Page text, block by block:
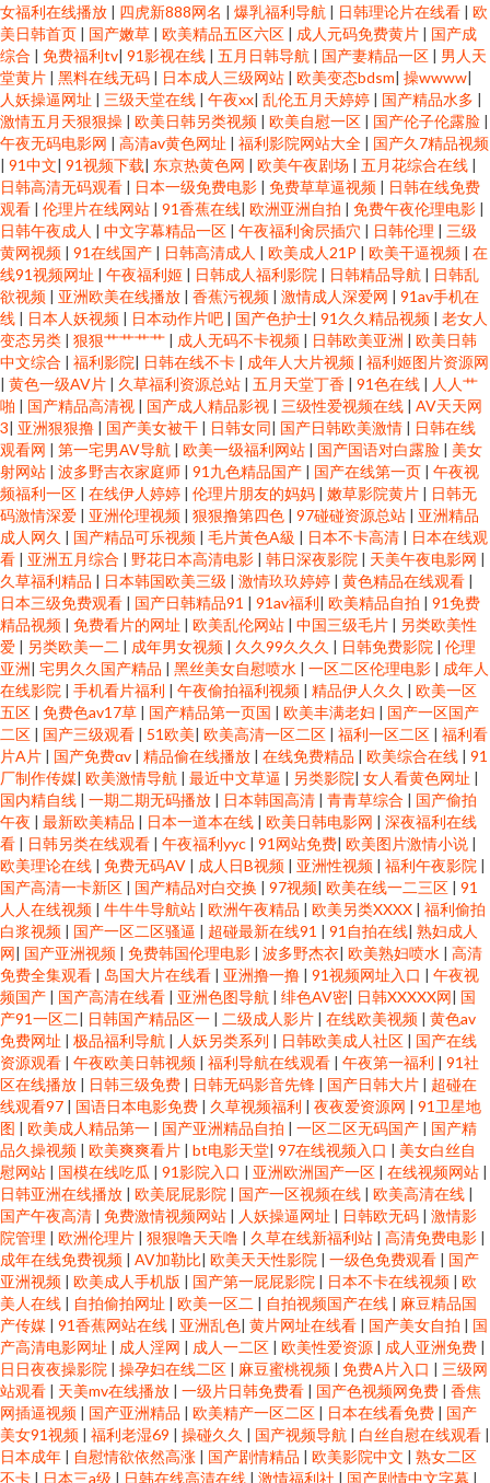
女福利在线播放 | 四虎新888网名 | 爆乳福利导航 | 日韩理论片在线看 | 欧
美日韩首页 | 国产嫩草 | 欧美精品五区六区 | 成人元码免费黄片 | 国产成
综合 | 免费福利tv| 91影视在线 | 五月日韩导航 | 国产妻精品一区 | 男人天
堂黄片 | 黑料在线无码 | 日本成人三级网站 | 欧美变态bdsm| 操wwww|
人妖操逼网址 | 三级天堂在线 | 午夜xx| 乱伦五月天婷婷 | 国产精品水多 |
激情五月天狠狠操 | 欧美日韩另类视频 | 欧美自慰一区 | 国产伦子伦露脸 |
午夜无码电影网 | 高清av黄色网址 | 福利影院网站大全 | 国产久7精品视频
| 91中文| 91视频下载| 东京热黄色网 | 欧美午夜剧场 | 五月花综合在线 |
日韩高清无码观看 | 日本一级免费电影 | 免费草草逼视频 | 日韩在线免费
观看 | 伦理片在线网站 | 91香蕉在线| 欧洲亚洲自拍 | 免费午夜伦理电影 |
日韩午夜成人 | 中文字幕精品一区 | 午夜福利肏屄插穴 | 日韩伦理 | 三级
黄网视频 | 91在线国产 | 日韩高清成人 | 欧美成人21P | 欧美干逼视频 | 在
线91视频网址 | 午夜福利姬 | 日韩成人福利影院 | 日韩精品导航 | 日韩乱
欲视频 | 亚洲欧美在线播放 | 香蕉污视频 | 激情成人深爱网 | 91av手机在
线 | 日本人妖视频 | 日本动作片吧 | 国产色护士| 91久久精品视频 | 老女人
变态另类 | 狠狠艹艹艹艹 | 成人无码不卡视频 | 日韩欧美亚洲 | 欧美日韩
中文综合 | 福利影院| 日韩在线不卡 | 成年人大片视频 | 福利姬图片资源网
| 黄色一级AV片 | 久草福利资源总站 | 五月天堂丁香 | 91色在线 | 人人艹
啪 | 国产精品高清视 | 国产成人精品影视 | 三级性爱视频在线 | AV天天网
3| 亚洲狠狠撸 | 国产美女被干 | 日韩女同| 国产日韩欧美激情 | 日韩在线
观看网 | 第一宅男AV导航 | 欧美一级福利网站 | 国产国语对白露脸 | 美女
射网站 | 波多野吉衣家庭师 | 91九色精品国产 | 国产在线第一页 | 午夜视
频福利一区 | 在线伊人婷婷 | 伦理片朋友的妈妈 | 嫩草影院黄片 | 日韩无
码激情深爱 | 亚洲伦理视频 | 狠狠撸第四色 | 97碰碰资源总站 | 亚洲精品
成人网久 | 国产精品可乐视频 | 毛片黃色A級 | 日本不卡高清 | 日本在线观
看 | 亚洲五月综合 | 野花日本高清电影 | 韩日深夜影院 | 天美午夜电影网 |
久草福利精品 | 日本韩国欧美三级 | 激情玖玖婷婷 | 黄色精品在线观看 |
日本三级免费观看 | 国产日韩精品91 | 91av福利| 欧美精品自拍 | 91免费
精品视频 | 免费看片的网址 | 欧美乱伦网站 | 中国三级毛片 | 另类欧美性
爱 | 另类欧美一二 | 成年男女视频 | 久久99久久久 | 日韩免费影院 | 伦理
亚洲| 宅男久久国产精品 | 黑丝美女自慰喷水 | 一区二区伦理电影 | 成年人
在线影院 | 手机看片福利 | 午夜偷拍福利视频 | 精品伊人久久 | 欧美一区
五区 | 免费色av17草 | 国产精品第一页国 | 欧美丰满老妇 | 国产一区国产
二区 | 国产三级观看 | 51欧美| 欧美高清一区二区 | 福利一区二区 | 福利看
片A片 | 国产免费αv | 精品偷在线播放 | 在线免费精品 | 欧美综合在线 | 91
厂制作传媒| 欧美激情导航 | 最近中文草逼 | 另类影院| 女人看黄色网址 |
国内精自线 | 一期二期无码播放 | 日本韩国高清 | 青青草综合 | 国产偷拍
午夜 | 最新欧美精品 | 日本一道本在线 | 欧美日韩电影网 | 深夜福利在线
看 | 日韩另类在线观看 | 午夜福利yyc | 91网站免费| 欧美图片激情小说 |
欧美理论在线 | 免费无码AV | 成人日B视频 | 亚洲性视频 | 福利午夜影院 |
国产高清一卡新区 | 国产精品对白交换 | 97视频| 欧美在线一二三区 | 91
人人在线视频 | 牛牛牛导航站 | 欧洲午夜精品 | 欧美另类XXXX | 福利偷拍
白浆视频 | 国产一区二区骚逼 | 超碰最新在线91 | 91自拍在线| 熟妇成人
网| 国产亚洲视频 | 免费韩国伦理电影 | 波多野杰衣| 欧美熟妇喷水 | 高清
免费全集观看 | 岛国大片在线看 | 亚洲撸一撸 | 91视频网址入口 | 午夜视
频国产 | 国产高清在线看 | 亚洲色图导航 | 绯色AV密| 日韩XXXXX网| 国
产91一区二| 日韩国产精品区一 | 二级成人影片 | 在线欧美视频 | 黄色av
免费网址 | 极品福利导航 | 人妖另类系列 | 日韩欧美成人社区 | 国产在线
资源观看 | 午夜欧美日韩视频 | 福利导航在线观看 | 午夜第一福利 | 91社
区在线播放 | 日韩三级免费 | 日韩无码影音先锋 | 国产日韩大片 | 超碰在
线观看97 | 国语日本电影免费 | 久草视频福利 | 夜夜爱资源网 | 91卫星地
图 | 欧美成人精品第一 | 国产亚洲精品自拍 | 一区二区无码国产 | 国产精
品久操视频 | 欧美爽爽看片 | bt电影天堂| 97在线视频入口 | 美女白丝自
慰网站 | 国模在线吃瓜 | 91影院入口 | 亚洲欧洲国产一区 | 在线视频网站 |
日韩亚洲在线播放 | 欧美屁屁影院 | 国产一区视频在线 | 欧美高清在线 |
国产午夜高清 | 免费激情视频网站 | 人妖操逼网址 | 日韩欧无码 | 激情影
院管理 | 欧洲伦理片 | 狠狠噜天天噜 | 久草在线新福利站 | 高清免费电影 |
成年在线免费视频 | AV加勒比| 欧美天天性影院 | 一级色免费观看 | 国产
亚洲视频 | 欧美成人手机版 | 国产第一屁屁影院 | 日本不卡在线视频 | 欧
美人在线 | 自拍偷拍网址 | 欧美一区二 | 自拍视频国产在线 | 麻豆精品国
产传媒 | 91香蕉网站在线 | 亚洲乱色| 黄片网址在线看 | 国产美女自拍 | 国
产高清电影网址 | 成人淫网 | 成人一二区 | 欧美性爱资源 | 成人亚洲免费 |
日日夜夜操影院 | 操孕妇在线二区 | 麻豆蜜桃视频 | 免费A片入口 | 三级网
站观看 | 天美mv在线播放 | 一级片日韩免费看 | 国产色视频网免费 | 香焦
网插逼视频 | 国产亚洲精品 | 欧美精产一区二区 | 日本在线看免费 | 国产
美女91视频 | 福利老湿69 | 操碰久久 | 国产视频导航 | 白丝自慰在线观看 |
日本成年 | 自慰情欲依然高涨 | 国产剧情精品 | 欧美影院中文 | 熟女二区
不卡 | 日本三a级 | 日韩在线高清在线 | 激情福利社 | 国产剧情中文字幕 |